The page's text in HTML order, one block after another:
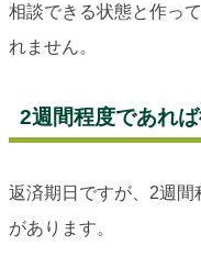
相談できる状態と作っ
れません。
2週間程度であれ
返済期日ですが、2週
があります。